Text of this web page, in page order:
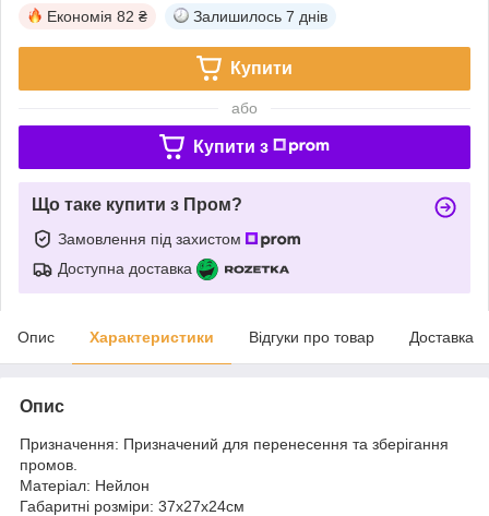
Економія 82 ₴ Залишилось 7 днів
Купити
або
Купити з
Що таке купити з Пром?
Замовлення під захистом
Доступна доставка
Опис Характеристики Відгуки про товар Доставка
Опис
Призначення: Призначений для перенесення та зберігання
промов.
Матеріал: Нейлон
Габаритні розміри: 37х27х24см